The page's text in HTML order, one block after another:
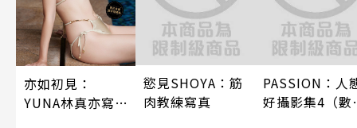
亦如初見：
YUNA林真亦寫
慾見SHOYA：筋
肉教練寫真
PASSION：人
好攝影集4（數